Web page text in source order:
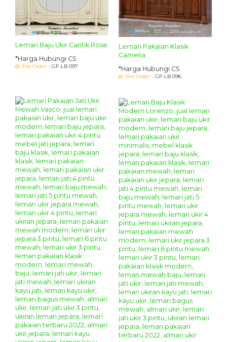
Lemari Baju Ukir Cantik Rose
*Harga Hubungi CS
Pre Order - GF-LB 097
Lemari Pakaian Klasik
Camelia
*Harga Hubungi CS
Pre Order - GF-LB 096